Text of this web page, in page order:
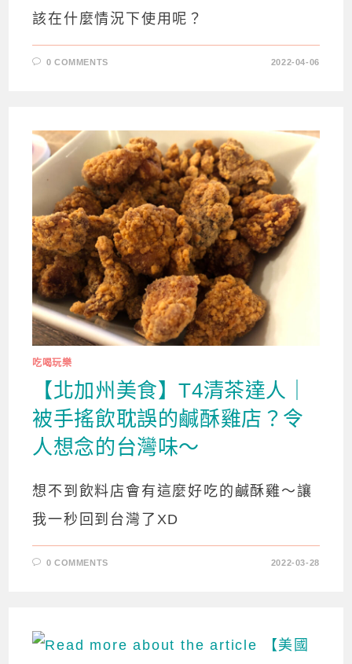
該在什麼情況下使用呢？
0 COMMENTS 2022-04-06
吃喝玩樂
【北加州美食】T4清茶達人｜
被手搖飲耽誤的鹹酥雞店？令
人想念的台灣味～
想不到飲料店會有這麼好吃的鹹酥雞～讓
我一秒回到台灣了XD
0 COMMENTS 2022-03-28